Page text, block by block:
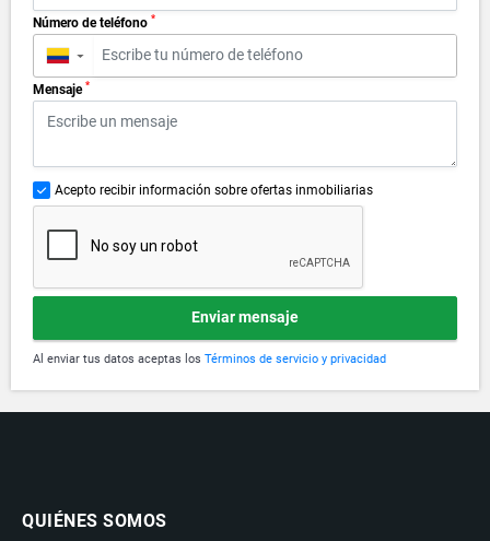
Número de teléfono *
▼
Mensaje *
Acepto recibir información sobre ofertas inmobiliarias
Enviar mensaje
Al enviar tus datos aceptas los Términos de servicio y privacidad
QUIÉNES SOMOS